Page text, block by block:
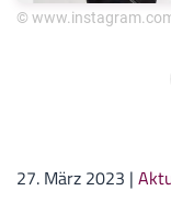
©
27. März 2023 |